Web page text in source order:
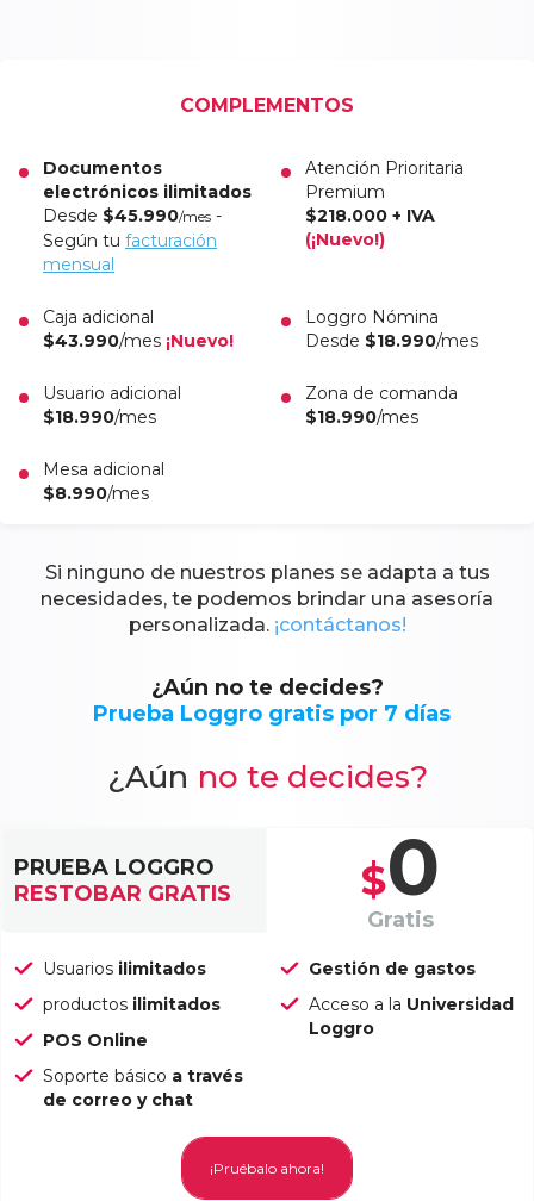
COMPLEMENTOS
Documentos
electrónicos ilimitados
Desde $45.990/mes -
Según tu facturación
mensual
Atención Prioritaria
Premium
$218.000 + IVA
(¡Nuevo!)
Caja adicional
$43.990/mes ¡Nuevo!
Loggro Nómina
Desde $18.990/mes
Usuario adicional
$18.990/mes
Zona de comanda
$18.990/mes
Mesa adicional
$8.990/mes
Si ninguno de nuestros planes se adapta a tus
necesidades, te podemos brindar una asesoría
personalizada. ¡contáctanos!
¿Aún no te decides?
Prueba Loggro gratis por 7 días
¿Aún no te decides?
PRUEBA LOGGRO
RESTOBAR GRATIS
$0
Gratis
Usuarios ilimitados
productos ilimitados
POS Online
Soporte básico a través
de correo y chat
Gestión de gastos
Acceso a la Universidad
Loggro
¡Pruébalo ahora!